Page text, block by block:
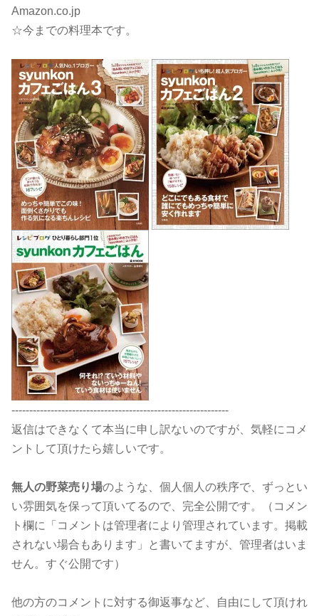
Amazon.co.jp
☆今までの料理本です。
-------------------------------------------------------------
返信はできなくて本当に申し訳ないのですが、気軽にコメ
ントして頂けたら嬉しいです。
無人の野菜売り場のような、個人個人の秩序で、ずっとい
い雰囲気を保って頂いてるので、完全公開です。（コメン
ト欄に「コメントは管理者により管理されています。掲載
されない場合もあります」と書いてますが、管理者はいま
せん。すぐ公開です）
他の方のコメントに対する御返事など、自由にして頂けれ